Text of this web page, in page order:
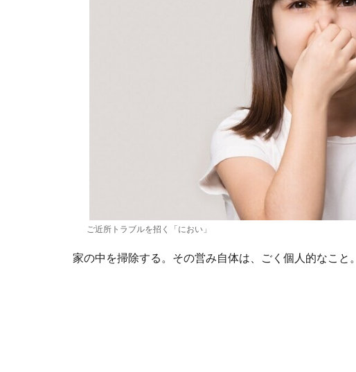
ご近所トラブルを招く「におい」
家の中を掃除する。その営み自体は、ごく個人的なこと。